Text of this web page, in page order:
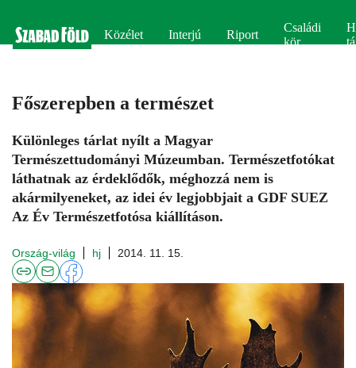
Közélet Interjú Riport
Családi
kör
Főszerepben a természet
Különleges tárlat nyílt a Magyar
Természettudományi Múzeumban. Természetfotókat
láthatnak az érdeklődők, méghozzá nem is
akármilyeneket, az idei év legjobbjait a GDF SUEZ
Az Év Természetfotósa kiállításon.
Ország-világ hj 2014. 11. 15.